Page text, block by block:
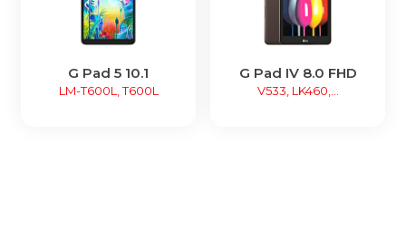
G Pad 5 10.1
LM-T600L, T600L
G Pad IV 8.0 FHD
V533, LK460,...